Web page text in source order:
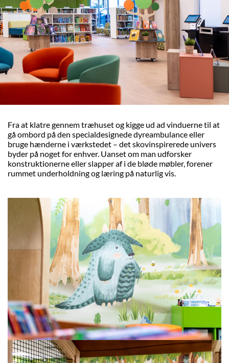
Fra at klatre gennem træhuset og kigge ud ad vinduerne til at
gå ombord på den specialdesignede dyreambulance eller
bruge hænderne i værkstedet – det skovinspirerede univers
byder på noget for enhver. Uanset om man udforsker
konstruktionerne eller slapper af i de bløde møbler, forener
rummet underholdning og læring på naturlig vis.